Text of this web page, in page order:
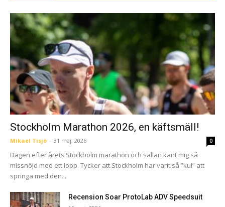
Stockholm Marathon 2026, en käftsmäll!
Mikael Tisjö - 31 maj, 2026 0
Dagen efter årets Stockholm marathon och sällan känt mig så
missnöjd med ett lopp. Tycker att Stockholm har varit så ”kul” att
springa med den...
Recension Soar ProtoLab ADV Speedsuit